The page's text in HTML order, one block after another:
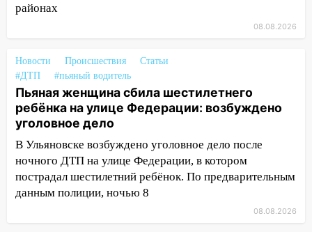
12:12
ДТП с шестилетним ребёнком на улице
12:01
Пьяная женщина сбила
шестилетнего ребёнка на улице
Федерации: возбуждено уголовное дело
11:16 В Ульяновске ищут 37-летнего
мужчину, пропавшего ещё 19 июля
10:30 От мотофристайла до прогулки с
хаски: куда сходить в Ульяновской
области 8–9 августа
районах
08.08.2026
Новости Происшествия
Статьи
#ДТП
#пьяный водитель
Пьяная женщина сбила шестилетнего
ребёнка на улице Федерации: возбуждено
уголовное дело
В Ульяновске возбуждено уголовное дело после
ночного ДТП на улице Федерации, в котором
пострадал шестилетний ребёнок. По предварительным
данным полиции, ночью 8
08.08.2026